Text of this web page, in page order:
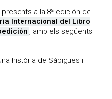
a la 8ª edición de
Internacional del Libro
, amb els següents
història de Sàpigues i